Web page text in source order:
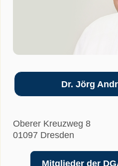
Dr. Jörg
Oberer Kreuzweg 8
01097 Dresden
Mitglieder der